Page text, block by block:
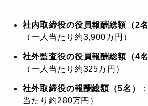
社内取締役の役員報酬総額（2名
（一人当たり約3,900万円）
社外監査役の役員報酬総額（4名
（一人当たり約325万円）
社外取締役の報酬総額（5名）
当たり約280万円）